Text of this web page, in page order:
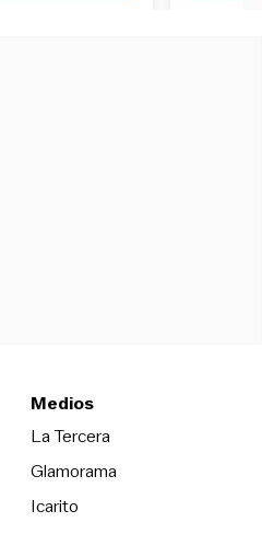
Medios
La TerceraOpens in new
Glamorama
Icarito